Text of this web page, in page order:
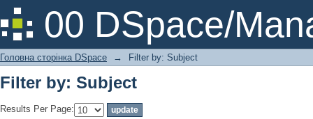
00 DSpace/
Filter by: Subject
Головна сторінка DSpace → Filter by: Subject
Filter by: Subject
Results Per Page: